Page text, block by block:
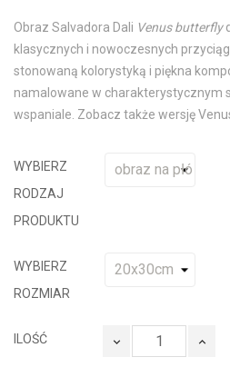
Obraz Salvadora Dali Venus butterfly
klasycznych i nowoczesnych
stonowaną kolorystyką i piękna
namalowane w charakterystycznym
wspaniale. Zobacz także wersję
WYBIERZ
RODZAJ
PRODUKTU
WYBIERZ
ROZMIAR
ILOŚĆ